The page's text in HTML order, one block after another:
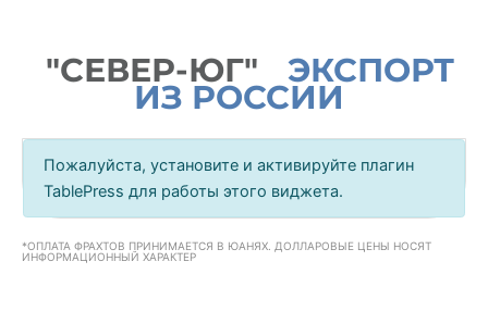
"СЕВЕР-ЮГ" ЭКСПОРТ
ИЗ РОССИИ
Пожалуйста, установите и активируйте плагин
TablePress для работы этого виджета.
*ОПЛАТА ФРАХТОВ ПРИНИМАЕТСЯ В ЮАНЯХ. ДОЛЛАРОВЫЕ ЦЕНЫ НОСЯТ
ИНФОРМАЦИОННЫЙ ХАРАКТЕР